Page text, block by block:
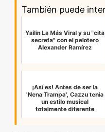
También puede
Yailin La Más Viral y su "cita
secreta" con el pelotero
Alexander Ramírez
¡Así es! Antes de ser la
'Nena Trampa', Cazzu tenía
un estilo musical
totalmente diferente